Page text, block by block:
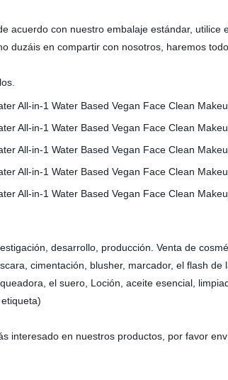
acuerdo con nuestro embalaje estándar, utilice
duzáis en compartir con nosotros, haremos
desarrollo, producción. Venta de
cimentación, blusher, marcador, el flash
el suero, Loción, aceite esencial,
interesado en nuestros productos, por favor